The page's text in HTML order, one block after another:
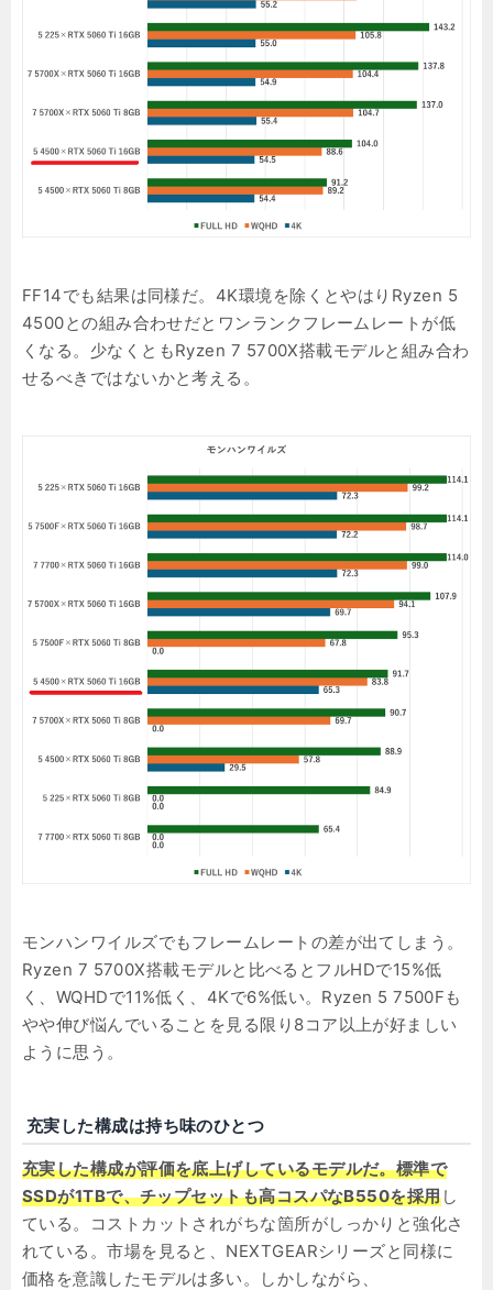
FF14でも結果は同様だ。4K環境を除くとやはりRyzen 5
4500との組み合わせだとワンランクフレームレートが低
くなる。少なくともRyzen 7 5700X搭載モデルと組み合わ
せるべきではないかと考える。
モンハンワイルズでもフレームレートの差が出てしまう。
Ryzen 7 5700X搭載モデルと比べるとフルHDで15%低
く、WQHDで11%低く、4Kで6%低い。Ryzen 5 7500Fも
やや伸び悩んでいることを見る限り8コア以上が好ましい
ように思う。
充実した構成は持ち味のひとつ
充実した構成が評価を底上げしているモデルだ。標準で
SSDが1TBで、チップセットも高コスパなB550を採用し
ている。コストカットされがちな箇所がしっかりと強化さ
れている。市場を見ると、NEXTGEARシリーズと同様に
価格を意識したモデルは多い。しかしながら、